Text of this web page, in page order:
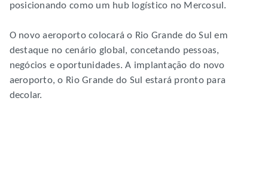
posicionando como um hub logístico no Mercosul.
O novo aeroporto colocará o Rio Grande do Sul em
destaque no cenário global, concetando pessoas,
negócios e oportunidades. A implantação do novo
aeroporto, o Rio Grande do Sul estará pronto para
decolar.